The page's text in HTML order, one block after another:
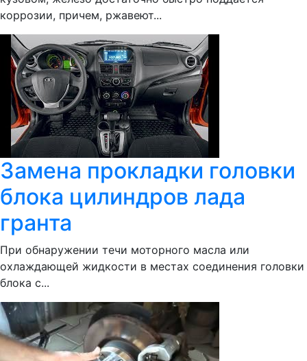
коррозии, причем, ржавеют...
Замена прокладки головки
блока цилиндров лада
гранта
При обнаружении течи моторного масла или
охлаждающей жидкости в местах соединения головки
блока с...